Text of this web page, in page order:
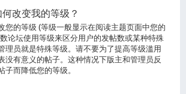
改变我的等级？
您的等级 (等级一般显示在阅读主题页面中您的
论坛使用等级来区分用户的发帖数或某种特殊
理员就是特殊等级。请不要为了提高等级滥用
没有意义的帖子。这种情况下版主和管理员反
子而降低您的等级。